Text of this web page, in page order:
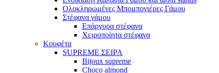
Ολοκληρωμένες Μπομπονιέρες Γάμου
Στέφανα γάμου
Επάργυρα στέφανα
Χειροποίητα στέφανα
Κουφέτα
SUPREME ΣΕΙΡΑ
Bijoux supreme
Choco almond